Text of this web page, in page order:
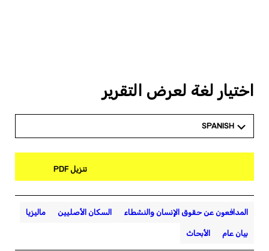
اختيار لغة لعرض التقرير
SPANISH
تنزيل PDF
المدافعون عن حقوق الإنسان والنشطاء السكان الأصليين ماليزيا
بيان عام الأبحاث